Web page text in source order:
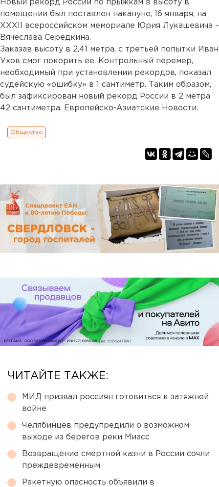
Новый рекорд России по прыжкам в высоту в
помещении был поставлен накануне, 16 января, на
XXXII всероссийском мемориале Юрия Лукашевича –
Вячеслава Середкина.
Заказав высоту в 2,41 метра, с третьей попытки Иван
Ухов смог покорить ее. Контрольный перемер,
необходимый при установлении рекордов, показал
судейскую «ошибку» в 1 сантиметр. Таким образом,
был зафиксирован новый рекорд России в 2 метра
42 сантиметра. Европейско-Азиатские Новости.
Общество
ЧИТАЙТЕ ТАКЖЕ:
МИД призвал россиян готовиться к затяжной
войне
Челябинцев предупредили о возможном
выходе из берегов реки Миасс
Возвращение смертной казни в России сочли
преждевременным
Ракетную опасность объявили в